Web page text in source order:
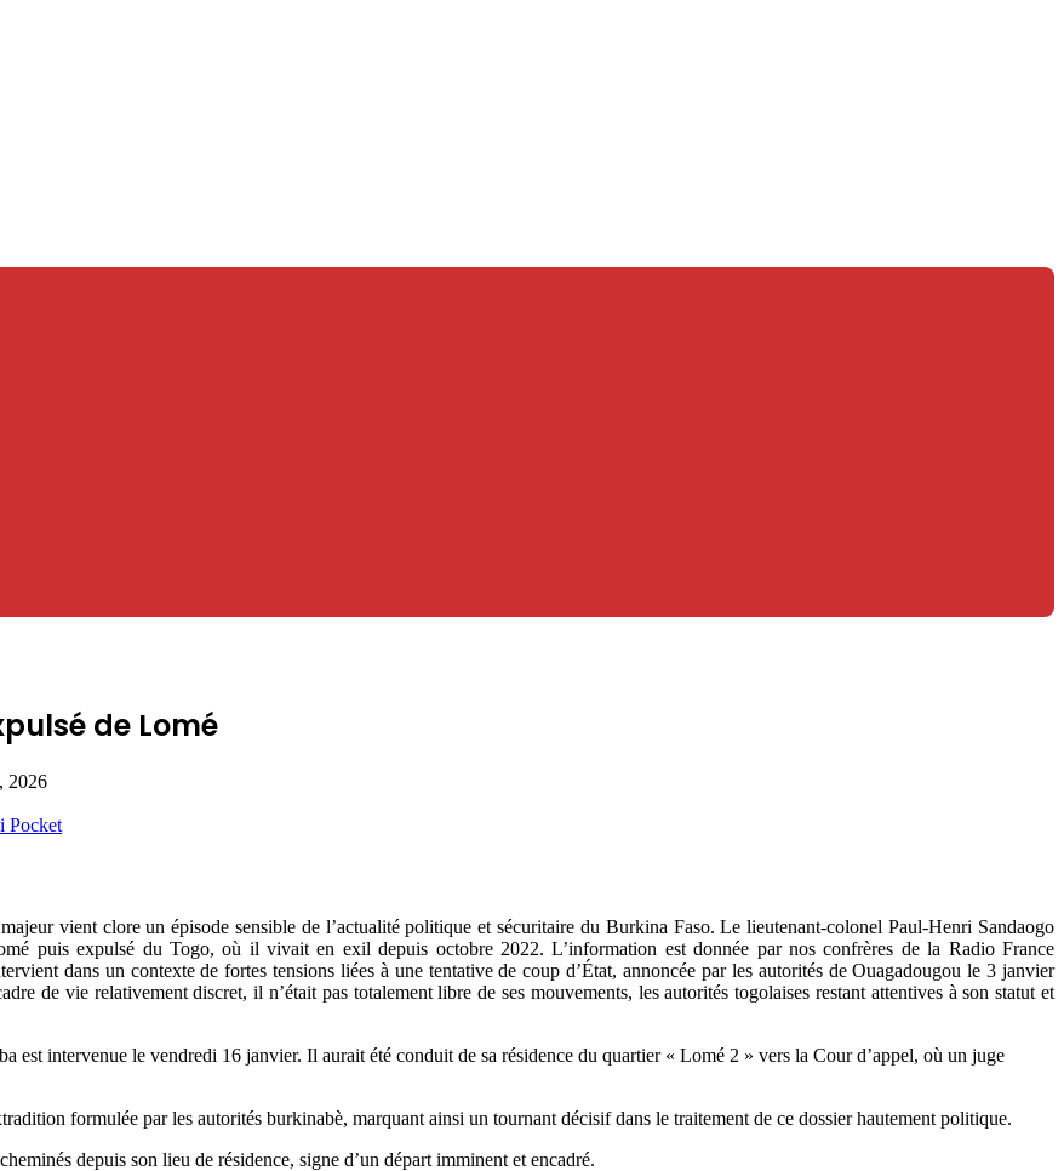
de Lomé
2026
Pocket
vient clore un épisode sensible de l’actualité politique et sécuritaire du Burkina Faso. Le lieutenant-colonel Paul-Henri Sandaogo
puis expulsé du Togo, où il vivait en exil depuis octobre 2022. L’information est donnée par nos confrères de la Radio France
dans un contexte de fortes tensions liées à une tentative de coup d’État, annoncée par les autorités de Ouagadougou le 3 janvier
de vie relativement discret, il n’était pas totalement libre de ses mouvements, les autorités togolaises restant attentives à son statut et
est intervenue le vendredi 16 janvier. Il aurait été conduit de sa résidence du quartier « Lomé 2 » vers la Cour d’appel, où un juge
formulée par les autorités burkinabè, marquant ainsi un tournant décisif dans le traitement de ce dossier hautement politique.
depuis son lieu de résidence, signe d’un départ imminent et encadré.